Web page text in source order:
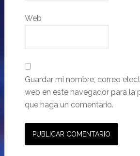
Web
Guardar mi nombre, correo
web en este navegador para la
que haga un comentario.